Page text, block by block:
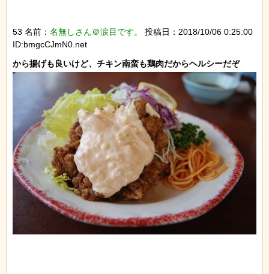
53 名前： 名無しさん＠涙目です。
投稿日：2018/10/06 0:25:00
ID:bmgcCJmN0.net